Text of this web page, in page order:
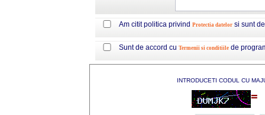
Am citit politica privind Protectia datelor si sunt
Sunt de accord cu Termenii si conditiile de
INTRODUCETI CODUL CU
=